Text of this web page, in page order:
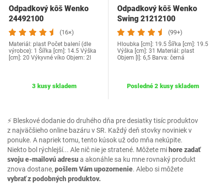
⚡ Bleskové dodanie do druhého dňa pre desiatky tisíc produktov
z najväčšieho online bazáru v SR. Každý deň stovky noviniek v
ponuke. A napriek tomu, tento kúsok už odo mňa nekúpite.
Niekto bol rýchlejší... Ale nič nie je stratené. Môžete mihore zadať
svoju e-mailovú adresua akonáhle sa ku mne rovnaký produkt
znova dostane, pošlem Vám upozornenie. Alebo si môžete
vybrať z podobných produktov.
Odpadkový kôš Wenko
24492100
(16×)
Materiál: plast Počet balení (dle
výrobce): 1 Šířka [cm]: 14.5 Výška
[cm]: 20 Výkyvné víko Objem: 2l
3 kusy skladem
Odpadkový kôš Wenko
Swing 21212100
(99+)
Hloubka [cm]: 19.5 Šířka [cm]: 19.5
Výška [cm]: 31 Materiál: plast
Objem [l]: 6,5 Barva: černá
Posledné 2 kusy skladem